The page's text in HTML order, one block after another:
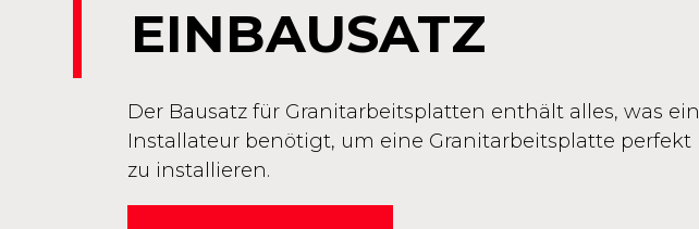
EINBAUSATZ
Der Bausatz für Granitarbeitsplatten enthält alles, was ein
Installateur benötigt, um eine Granitarbeitsplatte perfekt
zu installieren.